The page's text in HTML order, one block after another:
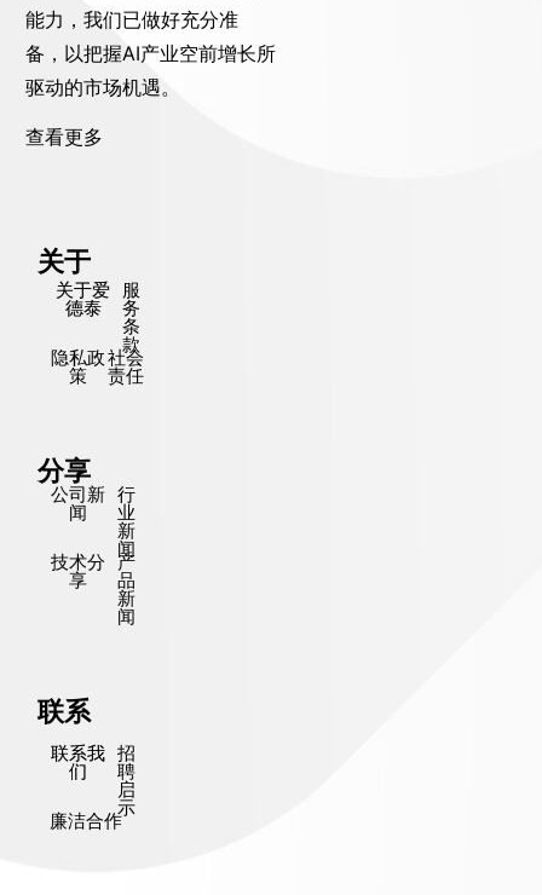
能力，我们已做好充分准
备，以把握AI产业空前增长所
驱动的市场机遇。
查看更多
关于
关于爱
德泰
服
务
条
款
隐私政
策
社会
责任
分享
公司新
闻
行
业
新
闻
技术分
享
产
品
新
闻
联系
联系我
们
招
聘
启
示
廉洁合作